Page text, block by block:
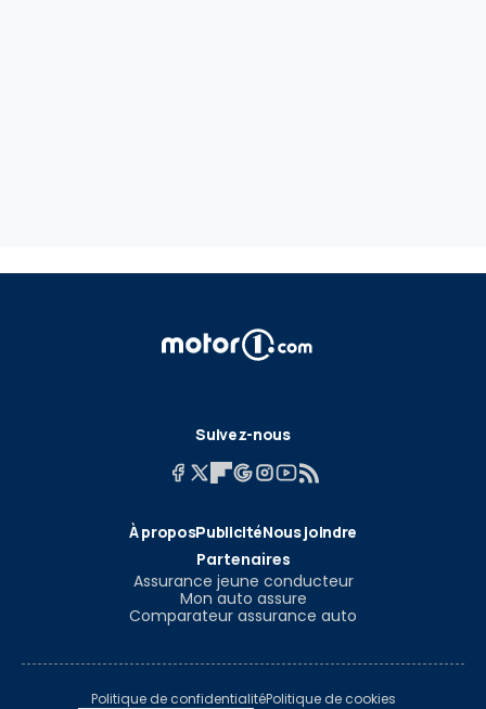
Suivez-nous
À proposPublicitéNous joindre
Partenaires
Assurance jeune conducteur
Mon auto assure
Comparateur assurance auto
Politique de confidentialitéPolitique de cookies